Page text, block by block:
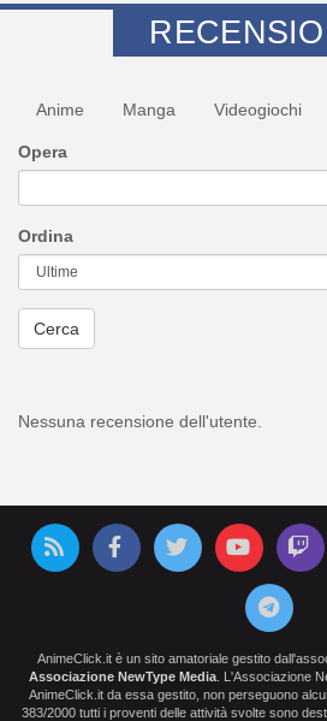
Anime Manga Videogiochi
Opera
Ordina
Cerca
Nessuna recensione dell'utente.
AnimeClick.it è un sito amatoriale gestito
Associazione NewType Media . L'Associazione
AnimeClick.it da essa gestito, non perseguono
383/2000 tutti i proventi delle attività svolte sono